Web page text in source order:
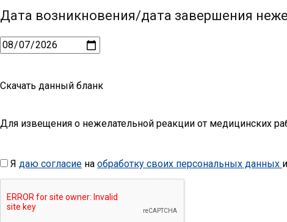
Дата возникновения/дата завершения
Скачать данный бланк
Для извещения о нежелательной реакции от медицинских
Я даю согласие на обработку своих персональных данных